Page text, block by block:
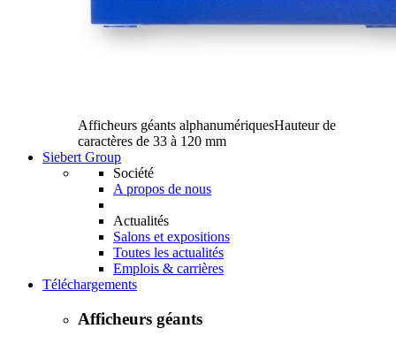
Afficheurs géants alphanumériquesHauteur de
caractères de 33 à 120 mm
Siebert Group
Société
A propos de nous
Actualités
Salons et expositions
Toutes les actualités
Emplois & carrières
Téléchargements
Afficheurs géants